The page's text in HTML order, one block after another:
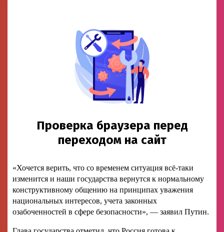
«Хочется верить, что со временем ситуация всё-таки
изменится и наши государства вернутся к нормальному
конструктивному общению на принципах уважения
национальных интересов, учета законных
озабоченностей в сфере безопасности», — заявил Путин.